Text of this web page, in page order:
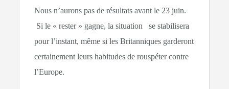
Nous n’aurons pas de résultats avant le 23 juin.
Si le « rester » gagne, la situation se stabilisera
pour l’instant, même si les Britanniques garderont
certainement leurs habitudes de rouspéter contre
l’Europe.